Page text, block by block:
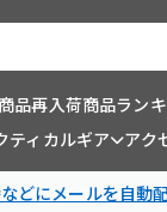
品再入荷商品ラン
ティカルギア アク
どにメールを自